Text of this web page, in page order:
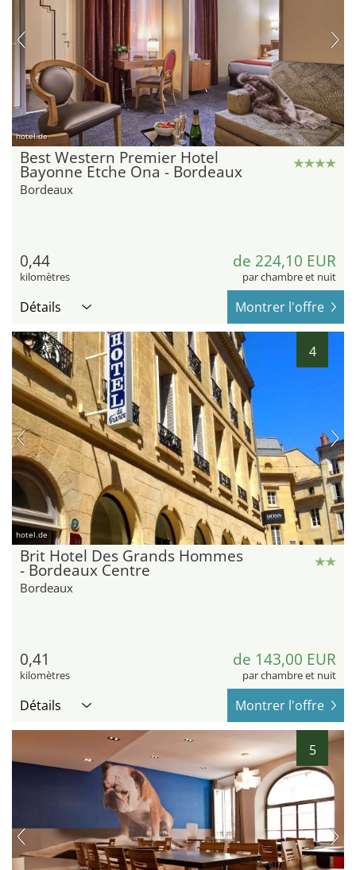
hotel.de
Best Western Premier Hotel
Bayonne Etche Ona - Bordeaux
Bordeaux
0,44
kilomètres
de 224,10 EUR
par chambre et nuit
Détails Montrer l'offre
4
hotel.de
Brit Hotel Des Grands Hommes
- Bordeaux Centre
Bordeaux
0,41
kilomètres
de 143,00 EUR
par chambre et nuit
Détails Montrer l'offre
5